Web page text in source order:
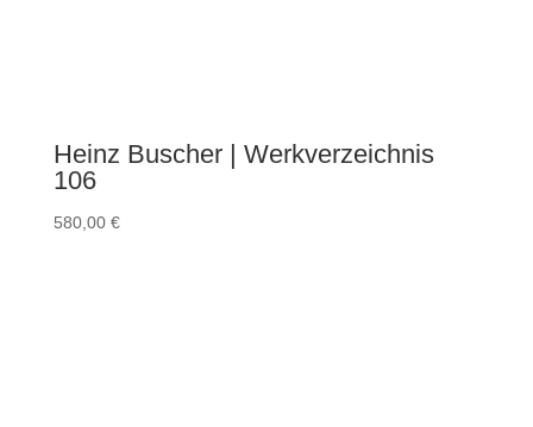
Heinz Buscher | Werkverzeichnis
106
580,00 €